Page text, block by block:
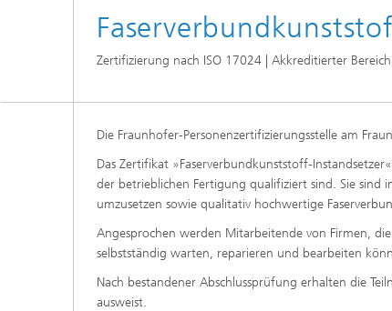
Zertifizierung nach ISO 17024 | Akkreditierter Bereich
Die Fraunhofer-Personenzertifizierungsstelle am
Das Zertifikat »Faserverbundkunststoff-
der betrieblichen Fertigung qualifiziert sind. Sie sind
umzusetzen sowie qualitativ hochwertige
Angesprochen werden Mitarbeitende von Firmen,
selbstständig warten, reparieren und bearbeiten
Nach bestandener Abschlussprüfung erhalten die
ausweist.